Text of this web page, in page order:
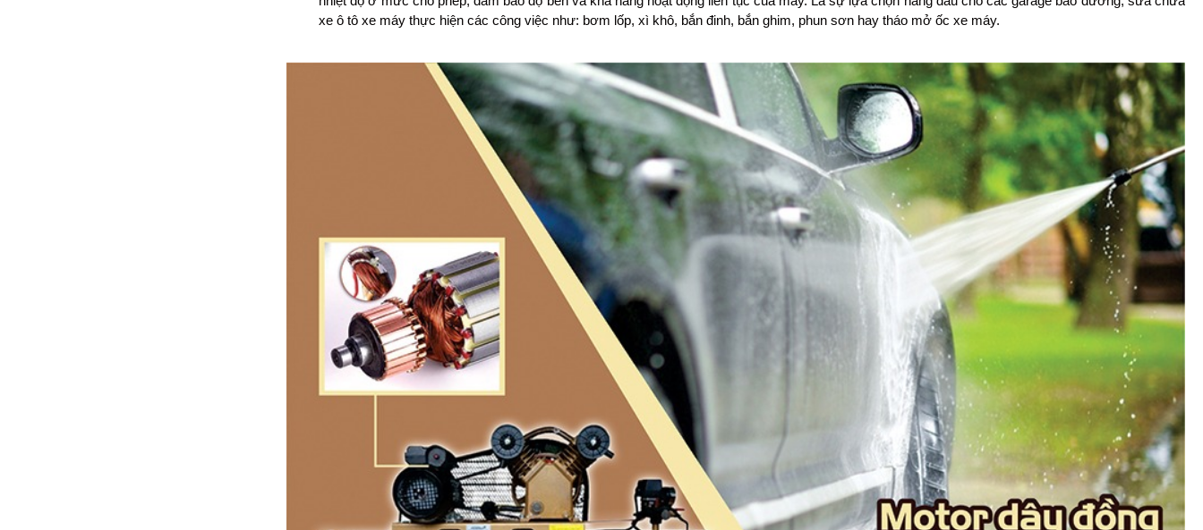
xe ô tô xe máy thực hiện các công việc như: bơm lốp, xì khô, bắn đinh, bắn ghim, phun sơn hay tháo mở ốc xe máy.